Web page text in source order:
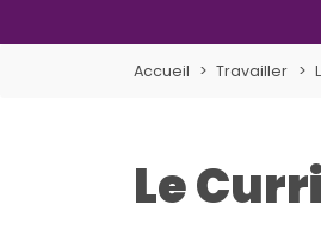
Accueil Travailler
Le